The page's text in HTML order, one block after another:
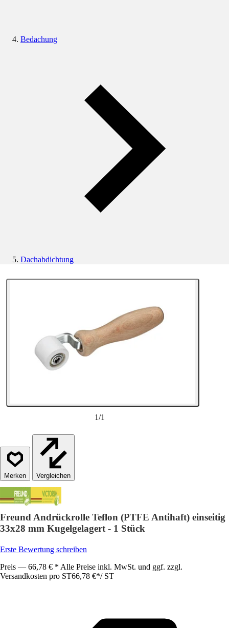
Bedachung
Dachabdichtung
1/1
Vergleichen
Freund Andrückrolle Teflon (PTFE Antihaft) einseitig
33x28 mm Kugelgelagert - 1 Stück
Erste Bewertung schreiben
Preis — 66,78 € * Alle Preise inkl. MwSt. und ggf. zzgl.
Versandkosten pro ST66,78 €*/ ST